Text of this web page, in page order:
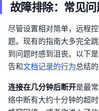
故障排除：常见
尽管设置相对简单，远程
题。现有的指南大多完全
到问题时感到沮丧。以下
告和文档记录的行为总结
连接在几分钟后断开是最
络中断有大约十分钟的超